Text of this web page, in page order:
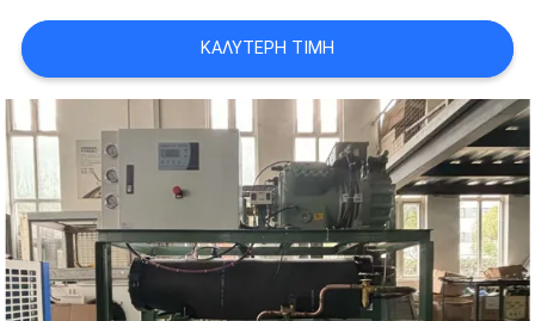
ΠΟΛΙΤΙΚΉ
ΑΠΟΡΡΉΤΟΥ
ΚΑΛΎΤΕΡΗ ΤΙΜΉ